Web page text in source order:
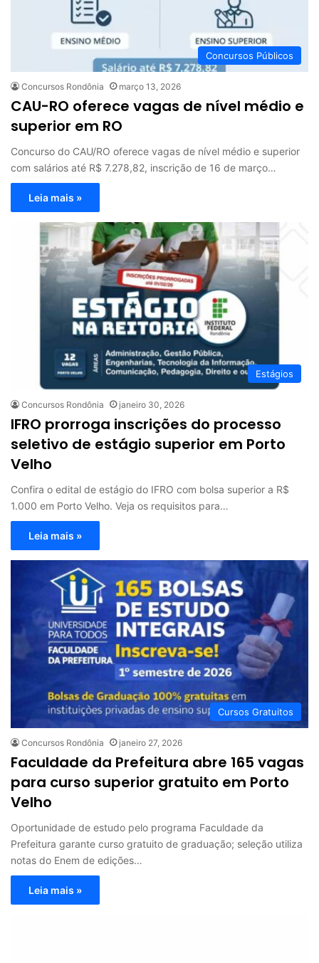
Concursos Públicos
Concursos Rondônia março 13, 2026
CAU-RO oferece vagas de nível médio e
superior em RO
Concurso do CAU/RO oferece vagas de nível médio e superior
com salários até R$ 7.278,82, inscrição de 16 de março…
Leia mais »
Estágios
Concursos Rondônia janeiro 30, 2026
IFRO prorroga inscrições do processo
seletivo de estágio superior em Porto
Velho
Confira o edital de estágio do IFRO com bolsa superior a R$
1.000 em Porto Velho. Veja os requisitos para…
Leia mais »
Cursos Gratuitos
Concursos Rondônia janeiro 27, 2026
Faculdade da Prefeitura abre 165 vagas
para curso superior gratuito em Porto
Velho
Oportunidade de estudo pelo programa Faculdade da
Prefeitura garante curso gratuito de graduação; seleção utiliza
notas do Enem de edições…
Leia mais »